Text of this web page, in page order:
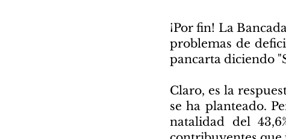
¡Por fin! La
problemas de
pancarta diciendo
Claro, es la
se ha planteado.
natalidad del